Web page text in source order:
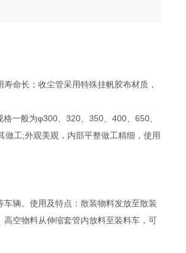
命长；收尘管采用特殊挂帆胶布材质，
一般为φ300、320、350、400、650、
工;外观美观，内部平整做工精细，使用
辆。使用及特点：散装物料发放至散装
空物料从伸缩套管内放料至装料车，可